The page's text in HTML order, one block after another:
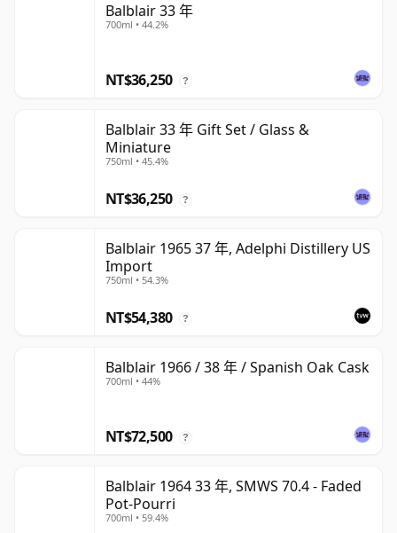
Balblair 33 年
700ml • 44.2%
NT$36,250 ?
Balblair 33 年 Gift Set / Glass &
Miniature
750ml • 45.4%
NT$36,250 ?
Balblair 1965 37 年, Adelphi Distillery US
Import
750ml • 54.3%
NT$54,380 ?
Balblair 1966 / 38 年 / Spanish Oak Cask
700ml • 44%
NT$72,500 ?
Balblair 1964 33 年, SMWS 70.4 - Faded
Pot-Pourri
700ml • 59.4%